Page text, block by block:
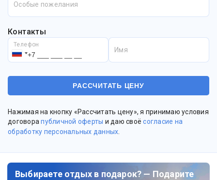
Особые пожелания
Контакты
Телефон
Имя
Нажимая на кнопку «Рассчитать цену», я принимаю условия
договорапубличной оферты и даю своёсогласие на
обработку персональных данных
Выбираете отдых в подарок? — Подарите